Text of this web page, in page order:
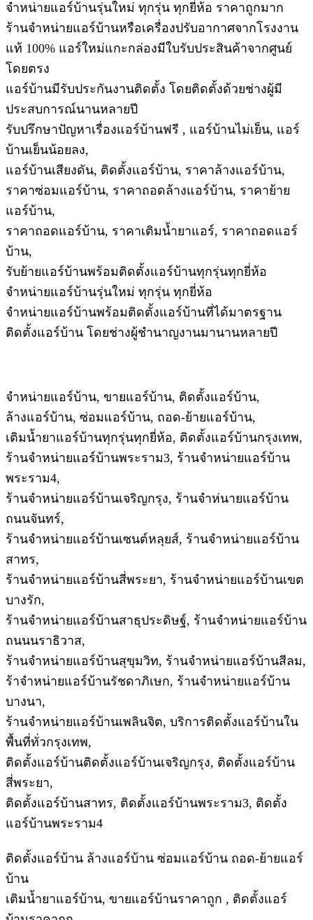
จำหน่ายแอร์บ้านรุ่นใหม่ ทุกรุ่น ทุกยี่ห้อ ราคาถูกมาก
ร้านจำหน่ายแอร์บ้านหรือเครื่องปรับอากาศจากโรงงาน
แท้ 100% แอร์ใหม่แกะกล่องมีใบรับประสินค้าจากศูนย์
โดยตรง
แอร์บ้านมีรับประกันงานติดตั้ง โดยติดตั้งด้วยช่างผู้มี
ประสบการณ์นานหลายปี
รับปรึกษาปัญหาเรื่องแอร์บ้านฟรี , แอร์บ้านไม่เย็น, แอร์
บ้านเย็นน้อยลง,
แอร์บ้านเสียงดัน, ติดตั้งแอร์บ้าน, ราคาล้างแอร์บ้าน,
ราคาซ่อมแอร์บ้าน, ราคาถอดล้างแอร์บ้าน, ราคาย้าย
แอร์บ้าน,
ราคาถอดแอร์บ้าน, ราคาเติมน้ำยาแอร์, ราคาถอดแอร์
บ้าน,
รับย้ายแอร์บ้านพร้อมติดตั้งแอร์บ้านทุกรุ่นทุกยี่ห้อ
จำหน่ายแอร์บ้านรุ่นใหม่ ทุกรุ่น ทุกยี่ห้อ
จำหน่ายแอร์บ้านพร้อมติดตั้งแอร์บ้านที่ได้มาตรฐาน
ติดตั้งแอร์บ้าน โดยช่างผู้ชำนาญงานมานานหลายปี
จำหน่ายแอร์บ้าน, ขายแอร์บ้าน, ติดตั้งแอร์บ้าน,
ล้างแอร์บ้าน, ซ่อมแอร์บ้าน, ถอด-ย้ายแอร์บ้าน,
เติมน้ำยาแอร์บ้านทุกรุ่นทุกยี่ห้อ, ติดตั้งแอร์บ้านกรุงเทพ,
ร้านจำหน่ายแอร์บ้านพระราม3, ร้านจำหน่ายแอร์บ้าน
พระราม4,
ร้านจำหน่ายแอร์บ้านเจริญกรุง, ร้านจำห่นายแอร์บ้าน
ถนนจันทร์,
ร้านจำหน่ายแอร์บ้านเซนต์หลุยส์, ร้านจำหน่ายแอร์บ้าน
สาทร,
ร้านจำหน่ายแอร์บ้านสี่พระยา, ร้านจำหน่ายแอร์บ้านเขต
บางรัก,
ร้านจำหน่ายแอร์บ้านสาธุประดิษฐ์, ร้านจำหน่ายแอร์บ้าน
ถนนนราธิวาส,
ร้านจำหน่ายแอร์บ้านสุขุมวิท, ร้านจำหน่ายแอร์บ้านสีลม,
ร้าจำหน่ายแอร์บ้านรัชดาภิเษก, ร้านจำหน่ายแอร์บ้าน
บางนา,
ร้านจำหน่ายแอร์บ้านเพลินจิต, บริการติดตั้งแอร์บ้านใน
พื้นที่ทั่วกรุงเทพ,
ติดตั้งแอร์บ้านติดตั้งแอร์บ้านเจริญกรุง, ติดตั้งแอร์บ้าน
สี่พระยา,
ติดตั้งแอร์บ้านสาทร, ติดตั้งแอร์บ้านพระราม3, ติดตั้ง
แอร์บ้านพระราม4
ติดตั้งแอร์บ้าน ล้างแอร์บ้าน ซ่อมแอร์บ้าน ถอด-ย้ายแอร์
บ้าน
เติมน้ำยาแอร์บ้าน, ขายแอร์บ้านราคาถูก , ติดตั้งแอร์